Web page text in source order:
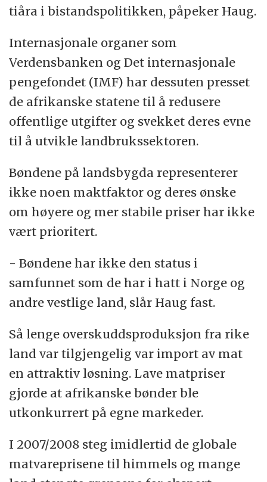
tiåra i bistandspolitikken, påpeker Haug.
Internasjonale organer som
Verdensbanken og Det internasjonale
pengefondet (IMF) har dessuten presset
de afrikanske statene til å redusere
offentlige utgifter og svekket deres evne
til å utvikle landbrukssektoren.
Bøndene på landsbygda representerer
ikke noen maktfaktor og deres ønske
om høyere og mer stabile priser har ikke
vært prioritert.
- Bøndene har ikke den status i
samfunnet som de har i hatt i Norge og
andre vestlige land, slår Haug fast.
Så lenge overskuddsproduksjon fra rike
land var tilgjengelig var import av mat
en attraktiv løsning. Lave matpriser
gjorde at afrikanske bønder ble
utkonkurrert på egne markeder.
I 2007/2008 steg imidlertid de globale
matvareprisene til himmels og mange